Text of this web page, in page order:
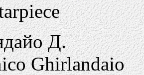
Д.
Ghirlandaio